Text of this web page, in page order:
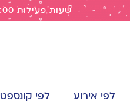
שעות פעילות 9:30-19:00 בחנות | משלוח חינם מעל 299 ש"ח
לפי אירוע לפי קונספט